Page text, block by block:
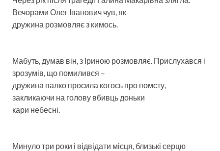
Вечорами Олег Іванович чув, як
дружина розмовляє з кимось.
Мабуть, думав він, з Іриною розмовляє. Прислухався і
зрозумів, що помилився –
дружина палко просила когось про помсту,
закликаючи на голову вбивць доньки
кари небесні.
Минуло три роки і відвідати місця, близькі серцю